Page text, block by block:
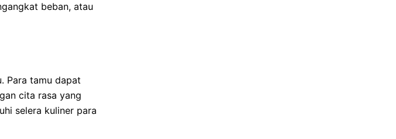
beban, atau
Para tamu dapat
cita rasa yang
selera kuliner para